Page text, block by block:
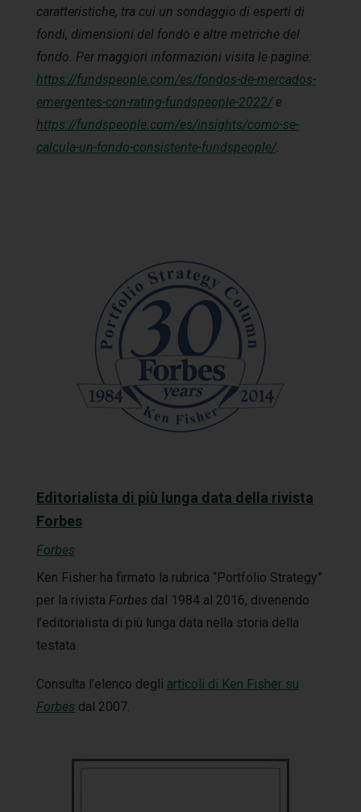
caratteristiche, tra cui un sondaggio di esperti di
fondi, dimensioni del fondo e altre metriche del
fondo. Per maggiori informazioni visita le pagine:
https://fundspeople.com/es/fondos-de-mercados-
emergentes-con-rating-fundspeople-2022/e
https://fundspeople.com/es/insights/como-se-
calcula-un-fondo-consistente-fundspeople/.
Editorialista di più lunga data della rivista
Forbes
Forbes
Ken Fisher ha firmato la rubrica “Portfolio Strategy”
per la rivista Forbes dal 1984 al 2016, divenendo
l’editorialista di più lunga data nella storia della
testata.
Consulta l’elenco degli articoli di Ken Fisher su
Forbes dal 2007.